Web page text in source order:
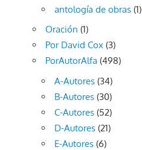
antología de obras (1)
Oración (1)
Por David Cox (3)
PorAutorAlfa (498)
A-Autores (34)
B-Autores (30)
C-Autores (52)
D-Autores (21)
E-Autores (6)